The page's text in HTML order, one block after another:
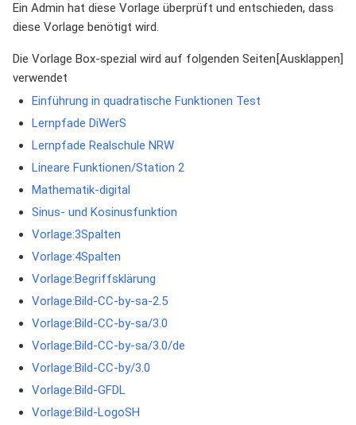
Ein Admin hat diese Vorlage überprüft und entschieden, dass
diese Vorlage benötigt wird.
Die Vorlage Box-spezial wird auf folgenden Seiten
verwendet
Einführung in quadratische Funktionen Test
Lernpfade DiWerS
Lernpfade Realschule NRW
Lineare Funktionen/Station 2
Mathematik-digital
Sinus- und Kosinusfunktion
Vorlage:3Spalten
Vorlage:4Spalten
Vorlage:Begriffsklärung
Vorlage:Bild-CC-by-sa-2.5
Vorlage:Bild-CC-by-sa/3.0
Vorlage:Bild-CC-by-sa/3.0/de
Vorlage:Bild-CC-by/3.0
Vorlage:Bild-GFDL
Vorlage:Bild-LogoSH